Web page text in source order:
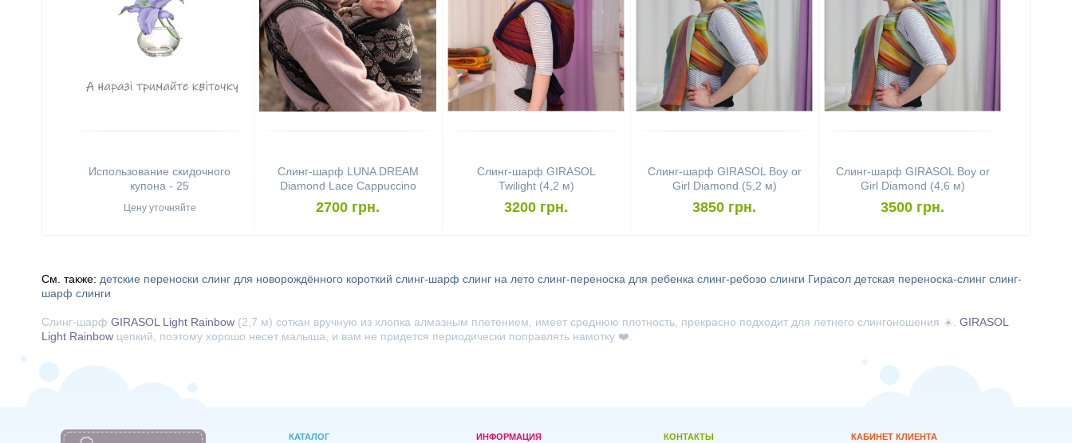
Использование скидочного
купона - 25
Цену уточняйте
Слинг-шарф LUNA DREAM
Diamond Lace Cappuccino
(4,6 м)
2700 грн.
Слинг-шарф GIRASOL
Twilight (4,2 м)
3200 грн.
Слинг-шарф GIRASOL Boy or
Girl Diamond (5,2 м)
3850 грн.
Слинг-шарф GIRASOL Boy or
Girl Diamond (4,6 м)
3500 грн.
См. также: детские переноски слинг для новорождённого короткий слинг-шарф слинг на лето слинг-переноска для ребенка слинг-ребозо слинги Гирасол детская переноска-слинг слинг-
шарф слинги
Слинг-шарф GIRASOL Light Rainbow (2,7 м) соткан вручную из хлопка алмазным плетением, имеет среднюю плотность, прекрасно подходит для летнего слингоношения ☀️. GIRASOL
Light Rainbow цепкий, поэтому хорошо несет малыша, и вам не придется периодически поправлять намотку ❤️.
КАТАЛОГ ИНФОРМАЦИЯ КОНТАКТЫ КАБИНЕТ КЛИЕНТА